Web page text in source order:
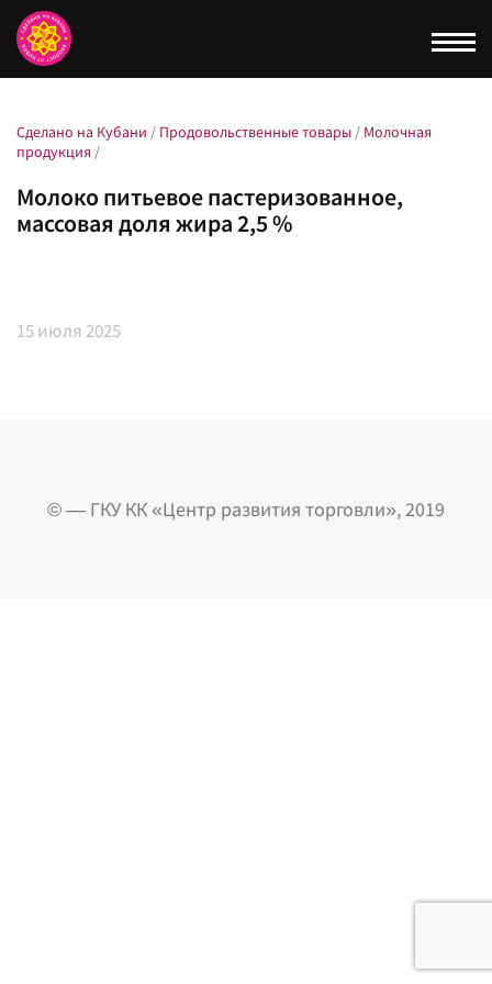
Сделано на Кубани / Продовольственные товары / Молочная
продукция /
Молоко питьевое пастеризованное,
массовая доля жира 2,5 %
15июля 2025
© — ГКУ КК «Центр развития торговли», 2019